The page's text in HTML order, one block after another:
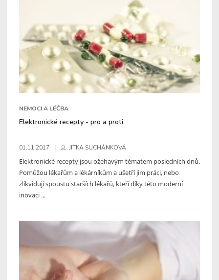
NEMOCI A LÉČBA
Elektronické recepty - pro a proti
01.11.2017 JITKA SUCHÁNKOVÁ
Elektronické recepty jsou ožehavým tématem posledních dnů.
Pomůžou lékařům a lékárníkům a ušetří jim práci, nebo
zlikvidují spoustu starších lékařů, kteří díky této moderní
inovaci ...